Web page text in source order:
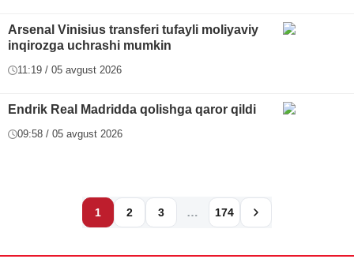
Arsenal Vinisius transferi tufayli moliyaviy
inqirozga uchrashi mumkin
11:19 / 05 avgust 2026
Endrik Real Madridda qolishga qaror qildi
09:58 / 05 avgust 2026
1 2 3 … 174